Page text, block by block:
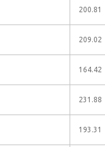
200.81
209.02
164.42
231.88
193.31